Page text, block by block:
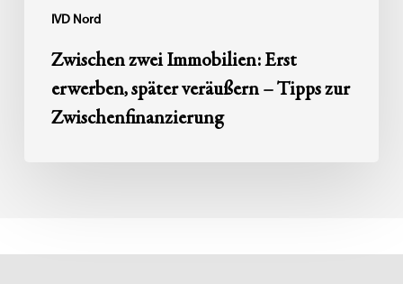
IVD Nord
Zwischenfinanzierung
Zwischen zwei Immobilien: Erst
erwerben, später veräußern – Tipps zur
Zwischenfinanzierung